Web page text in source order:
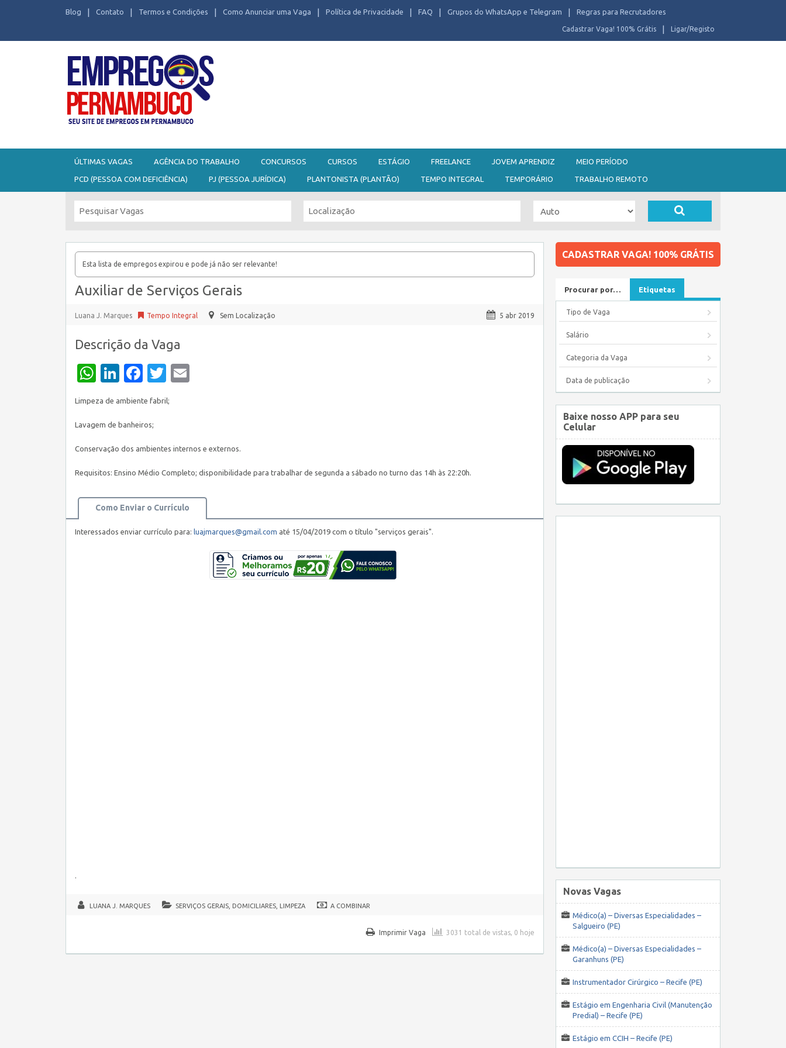
Blog Contato Termos e Condições Como Anunciar uma Vaga Política de Privacidade FAQ Grupos do WhatsApp e Telegram Regras para Recrutadores
Ligar/Registo
Cadastrar Vaga! 100% Grátis
ÚLTIMAS VAGAS AGÊNCIA DO TRABALHO CONCURSOS CURSOS ESTÁGIO FREELANCE JOVEM APRENDIZ MEIO PERÍODO
PCD (PESSOA COM DEFICIÊNCIA) PJ (PESSOA JURÍDICA) PLANTONISTA (PLANTÃO) TEMPO INTEGRAL TEMPORÁRIO TRABALHO REMOTO
Esta lista de empregos expirou e pode já não ser relevante!
Auxiliar de Serviços Gerais
Luana J. Marques Tempo Integral Sem Localização 5 abr 2019
Descrição da Vaga
WhatsApp
LinkedIn
Facebook
Twitter
Limpeza de ambiente fabril;
Lavagem de banheiros;
Conservação dos ambientes internos e externos.
Requisitos: Ensino Médio Completo; disponibilidade para trabalhar de segunda a sábado no turno das 14h às 22:20h.
Como Enviar o Currículo
Interessados enviar currículo para: luajmarques@gmail.com até 15/04/2019 com o título "serviços gerais".
.
LUANA J. MARQUES SERVIÇOS GERAIS, DOMICILIARES, LIMPEZA A COMBINAR
3031 total de vistas, 0 hoje
Imprimir Vaga
CADASTRAR VAGA! 100% GRÁTIS
Procurar por… Etiquetas
Tipo de Vaga
Salário
Categoria da Vaga
Data de publicação
Baixe nosso APP para seu
Celular
Novas Vagas
Médico(a) – Diversas Especialidades –
Salgueiro (PE)
Médico(a) – Diversas Especialidades –
Garanhuns (PE)
Instrumentador Cirúrgico – Recife (PE)
Estágio em Engenharia Civil (Manutenção
Predial) – Recife (PE)
Estágio em CCIH – Recife (PE)